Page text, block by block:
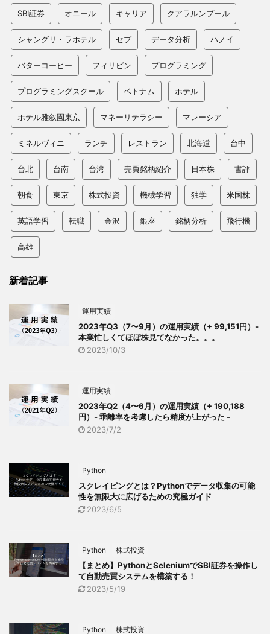
SBI証券 オニール キャリア クアラルンプール
シャングリ・ラホテル セブ データ分析 ハノイ
バターコーヒー フィリピン プログラミング
プログラミングスクール ベトナム ホテル
ホテル雅叙園東京 マネーリテラシー マレーシア
ミネルヴィニ ランチ レストラン 北海道 台中
台北 台南 台湾 売買銘柄紹介 日本株 書評
朝食 東京 株式投資 機械学習 独学 米国株
英語学習 転職 金沢 銀座 銘柄分析 飛行機
高雄
新着記事
運用実績
2023年Q3（7〜9月）の運用実績（+ 99,151円）-
本業忙しくてほぼ株見てなかった。。。
2023/10/3
運用実績
2023年Q2（4〜6月）の運用実績（+ 190,188
円）- 乖離率を考慮したら精度が上がった -
2023/7/2
Python
スクレイピングとは？Pythonでデータ収集の可能
性を無限大に広げるための究極ガイド
2023/6/5
Python 株式投資
【まとめ】PythonとSeleniumでSBI証券を操作し
て自動売買システムを構築する！
2023/5/19
Python 株式投資